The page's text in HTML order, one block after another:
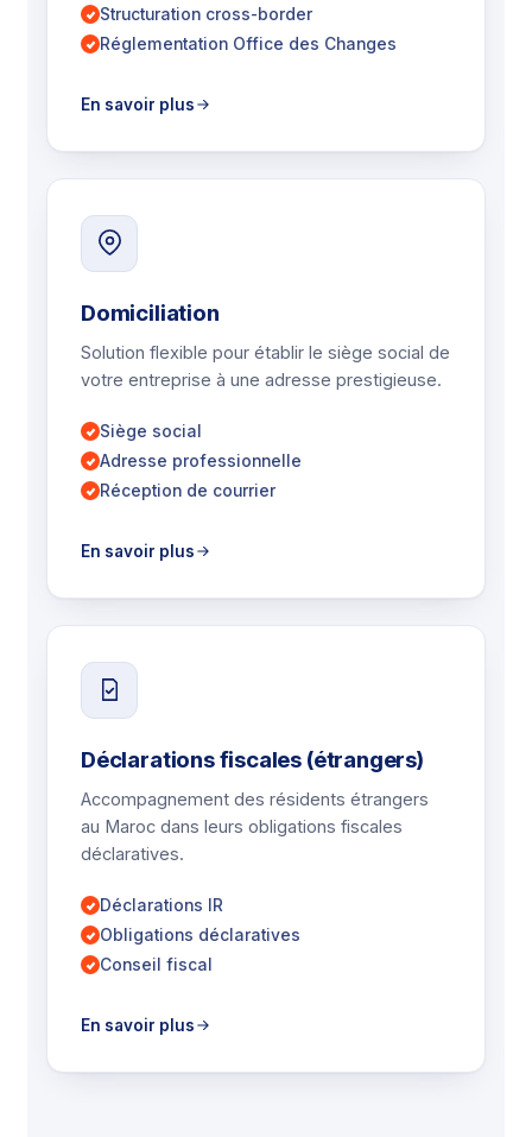
Structuration cross-border
Réglementation Office des Changes
En savoir plus
Domiciliation
Solution flexible pour établir le siège social de
votre entreprise à une adresse prestigieuse.
Siège social
Adresse professionnelle
Réception de courrier
En savoir plus
Déclarations fiscales (étrangers)
Accompagnement des résidents étrangers
au Maroc dans leurs obligations fiscales
déclaratives.
Déclarations IR
Obligations déclaratives
Conseil fiscal
En savoir plus